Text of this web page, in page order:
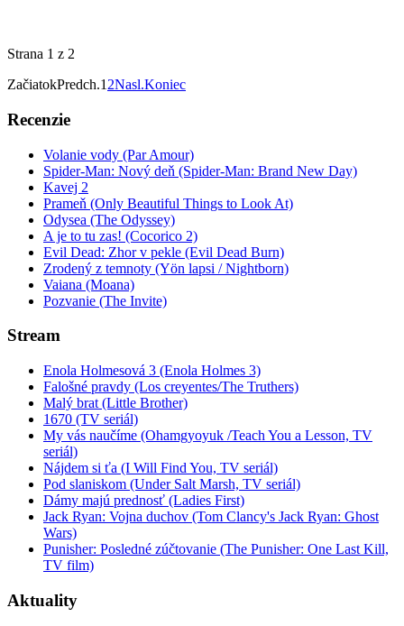
Strana 1 z 2
ZačiatokPredch.1 2Nasl.Koniec
Recenzie
Volanie vody (Par Amour)
Spider-Man: Nový deň (Spider-Man: Brand New Day)
Kavej 2
Prameň (Only Beautiful Things to Look At)
Odysea (The Odyssey)
A je to tu zas! (Cocorico 2)
Evil Dead: Zhor v pekle (Evil Dead Burn)
Zrodený z temnoty (Yön lapsi / Nightborn)
Vaiana (Moana)
Pozvanie (The Invite)
Stream
Enola Holmesová 3 (Enola Holmes 3)
Falošné pravdy (Los creyentes/The Truthers)
Malý brat (Little Brother)
1670 (TV seriál)
My vás naučíme (Ohamgyoyuk /Teach You a Lesson, TV
seriál)
Nájdem si ťa (I Will Find You, TV seriál)
Pod slaniskom (Under Salt Marsh, TV seriál)
Dámy majú prednosť (Ladies First)
Jack Ryan: Vojna duchov (Tom Clancy's Jack Ryan: Ghost
Wars)
Punisher: Posledné zúčtovanie (The Punisher: One Last Kill,
TV film)
Aktuality